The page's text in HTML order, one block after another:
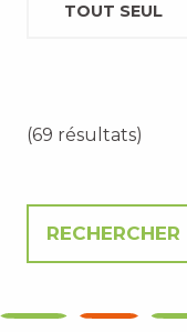
TOUT SEUL
(69 résultats)